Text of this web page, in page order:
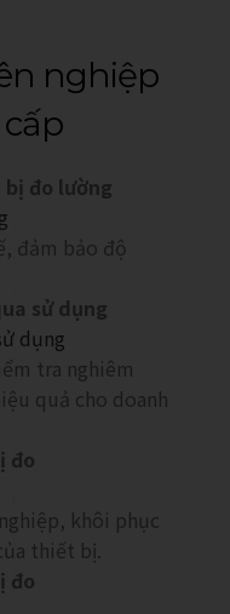
nghiệp
đo lường
đảm bảo độ
sử dụng
dụng
tra nghiêm
quả cho doanh
đo
khôi phục
thiết bị.
đo